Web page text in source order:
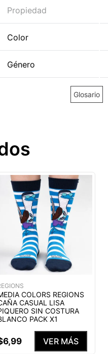
Propiedad
Color
Género
Glosario
COLORS REGIONS
CASUAL LISA
SIN COSTURA
PACK X1
6,99 VER MÁS